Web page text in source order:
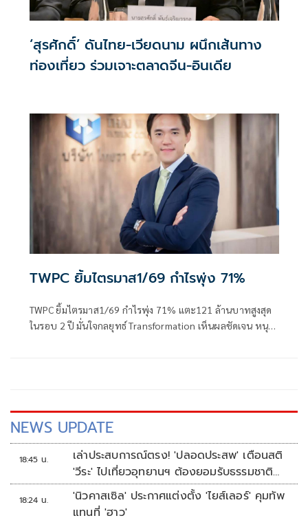
‘สุรศักดิ์’ ดันไทย-เวียดนาม ผนึกเส้นทาง
ท่องเที่ยว ร่วมเจาะตลาดจีน-อินเดีย
TWPC ยิ้มไตรมาส1/69 กำไรพุ่ง 71%
TWPC ยิ้มไตรมาส1/69 กำไรพุ่ง 71% แตะ121 ล้านบาทสูงสุด
ในรอบ 2 ปี มั่นใจกลยุทธ์ Transformation เห็นผลชัดเจน หนุน
NEWS UPDATE
18:45 น.
เล่าประสบการณ์ตรง! 'ปลอดประสพ' เตือนสติ
'วีระ' ไปเที่ยวอุทยานฯ ต้องยอมรับธรรมชาติ
ดิบๆให้ได้
18:24 น.
'นิวคาสเซิล' ประกาศแต่งตั้ง 'ไยส์เลอร์' คุมทัพ
แทนที่ 'ฮาว'